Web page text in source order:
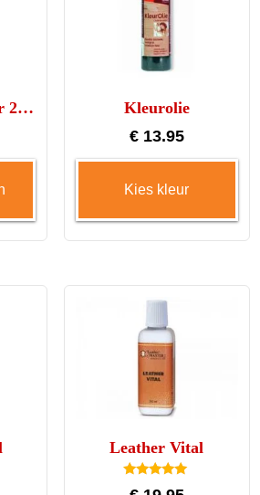
Nubuck Degreaser 200ml
Kleurolie
€13.95
Kies kleur
Leather Vital
Gewaardeerd